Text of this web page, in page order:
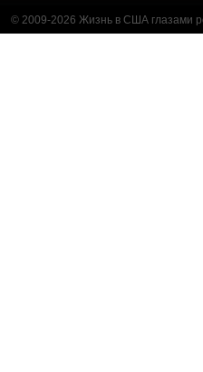
© 2009-2026 Жизнь в США глазами